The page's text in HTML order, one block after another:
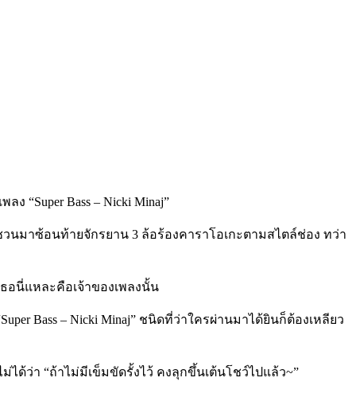
“Super Bass – Nicki Minaj”
วนมาซ้อนท้ายจักรยาน 3 ล้อร้องคาราโอเกะตามสไตล์ช่อง ทว่า
อนี่แหละคือเจ้าของเพลงนั้น
Bass – Nicki Minaj” ชนิดที่ว่าใครผ่านมาได้ยินก็ต้องเหลียว
ด้ว่า “ถ้าไม่มีเข็มขัดรั้งไว้ คงลุกขึ้นเต้นโชว์ไปแล้ว~”